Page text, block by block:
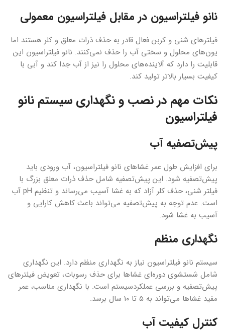
نانو فیلتراسیون در مقابل فیلتراسیون معمولی
فیلترهای شنی و کربن فعال قادر به حذف ذرات معلق و کلر هستند اما
یون‌های محلول و سختی آب را حذف نمی‌کنند. نانو فیلتراسیون این
قابلیت را دارد که آلاینده‌های محلول را نیز از آب جدا کند و آبی با
کیفیت بسیار بالاتر تولید کند.
نکات مهم در نصب و نگهداری سیستم نانو
فیلتراسیون
پیش‌تصفیه آب
برای افزایش طول عمر غشاهای نانو فیلتراسیون، آب ورودی باید
پیش‌تصفیه شود. این پیش‌تصفیه شامل حذف ذرات معلق بزرگ با
فیلتر شنی، حذف کلر آزاد که به غشا آسیب می‌رساند و تنظیم pH آب
است. عدم توجه به پیش‌تصفیه می‌تواند باعث کاهش کارایی و
آسیب به غشا شود.
نگهداری منظم
سیستم نانو فیلتراسیون نیاز به نگهداری منظم دارد. این نگهداری
شامل شستشوی دوره‌ای غشاها برای حذف رسوبات، تعویض فیلترهای
پیش‌تصفیه و بررسی عملکردسیستم است. با نگهداری مناسب، عمر
مفید غشاها می‌تواند به ۵ تا ۱۰ سال برسد.
کنترل کیفیت آب